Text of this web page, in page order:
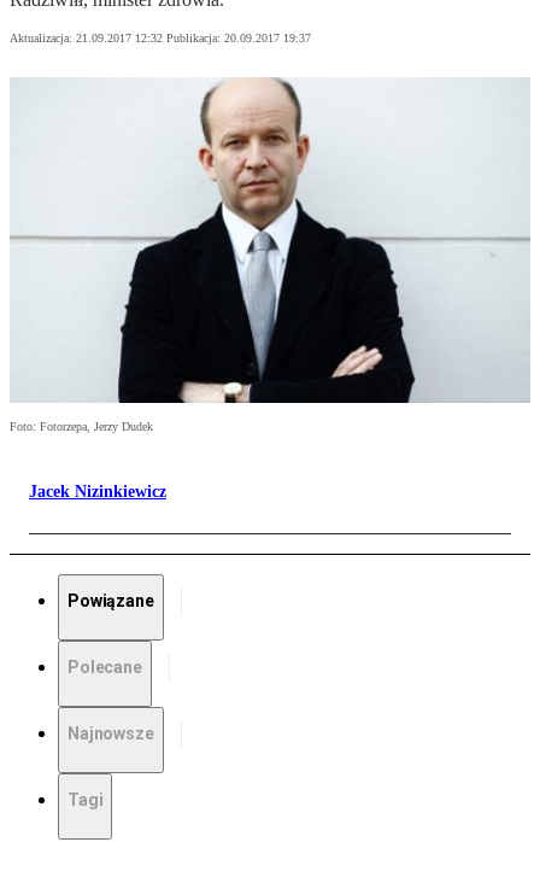
Aktualizacja: 21.09.2017 12:32 Publikacja: 20.09.2017 19:37
Foto: Fotorzepa, Jerzy Dudek
Jacek Nizinkiewicz
Powiązane
Polecane
Najnowsze
Tagi